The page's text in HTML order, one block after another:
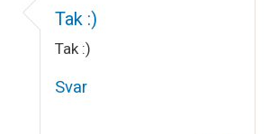
Det afhænger af mønsteret,…
Tak :)
Tak :)
Svar